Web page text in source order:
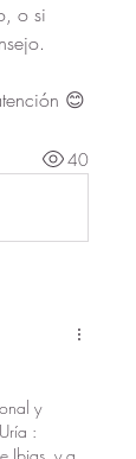
o si
😊
40
y
: